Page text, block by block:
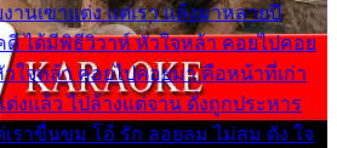
นเขาแต่ง แต่เรา แล้งมาหลายปี
ดี ได้มีพิธีวิวาห์ หัวใจหล้า คอยไปคอย
ใจหล้า คอยไปคอยมา คือหน้าที่เก่า
งแล้ว ไปล้างแต่จาน ดั่งถูกประหาร
ราขื่นขม โอ้ รัก ลอยลม ไม่สม ดัง ใจ